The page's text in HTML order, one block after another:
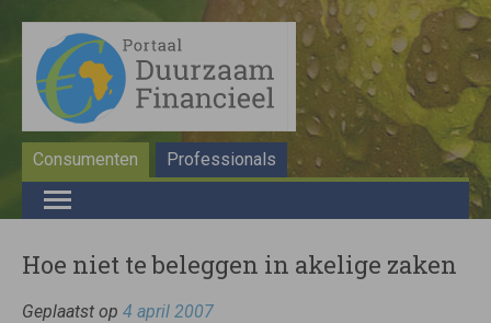
Consumenten Professionals
Hoe niet te beleggen in akelige zaken
Geplaatst op 4 april 2007